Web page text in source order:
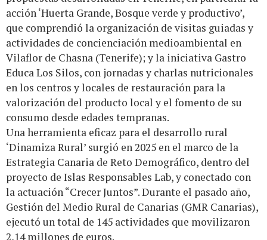
acción ‘Huerta Grande, Bosque verde y productivo’,
que comprendió la organización de visitas guiadas y
actividades de concienciación medioambiental en
Vilaflor de Chasna (Tenerife); y la iniciativa Gastro
Educa Los Silos, con jornadas y charlas nutricionales
en los centros y locales de restauración para la
valorización del producto local y el fomento de su
consumo desde edades tempranas.
Una herramienta eficaz para el desarrollo rural
‘Dinamiza Rural’ surgió en 2025 en el marco de la
Estrategia Canaria de Reto Demográfico, dentro del
proyecto de Islas Responsables Lab, y conectado con
la actuación “Crecer Juntos”. Durante el pasado año,
Gestión del Medio Rural de Canarias (GMR Canarias),
ejecutó un total de 145 actividades que movilizaron
2,14 millones de euros.